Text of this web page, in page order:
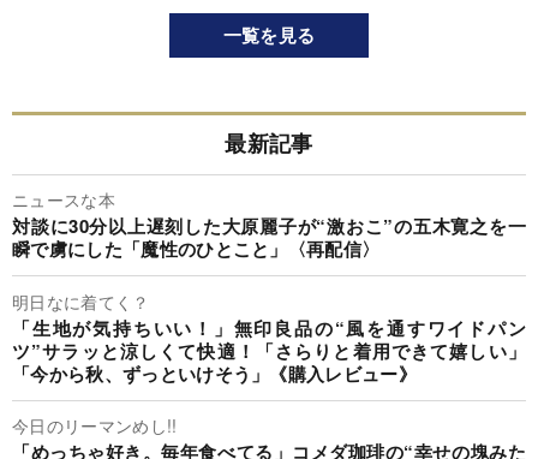
一覧を見る
最新記事
ニュースな本
対談に30分以上遅刻した大原麗子が“激おこ”の五木寛之を一
瞬で虜にした「魔性のひとこと」〈再配信〉
明日なに着てく？
「生地が気持ちいい！」無印良品の“風を通すワイドパン
ツ”サラッと涼しくて快適！「さらりと着用できて嬉しい」
「今から秋、ずっといけそう」《購入レビュー》
今日のリーマンめし!!
「めっちゃ好き。毎年食べてる」コメダ珈琲の“幸せの塊みた